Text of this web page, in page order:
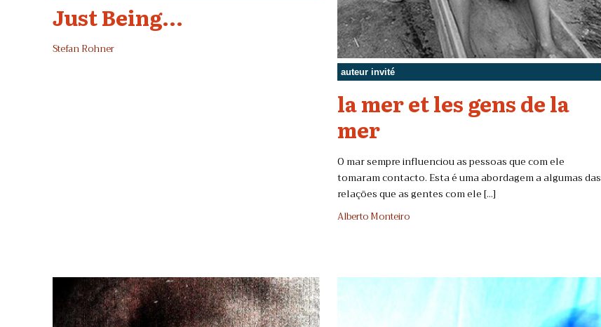
Just Being...
Stefan Rohner
auteur invité
la mer et les gens de la
mer
O mar sempre influenciou as pessoas que com ele
tomaram contacto. Esta é uma abordagem a algumas das
relações que as gentes com ele [...]
Alberto Monteiro